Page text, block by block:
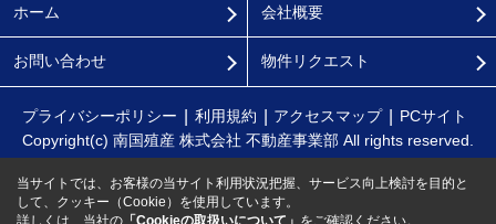
ホーム 会社概要
お問い合わせ 物件リクエスト
プライバシーポリシー 利用規約 アクセスマップ
PCサイト
Copyright(c) 南国殖産 株式会社 不動産事業部 All rights reserved.
当サイトでは、お客様の当サイト利用状況把握、サービス向上検討を目的と
して、クッキー（Cookie）を使用しています。
詳しくは、当社の 「Cookieの取扱いについて」 をご確認ください。